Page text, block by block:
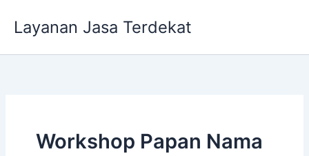
Layanan Jasa Terdekat
Workshop Papan Nama